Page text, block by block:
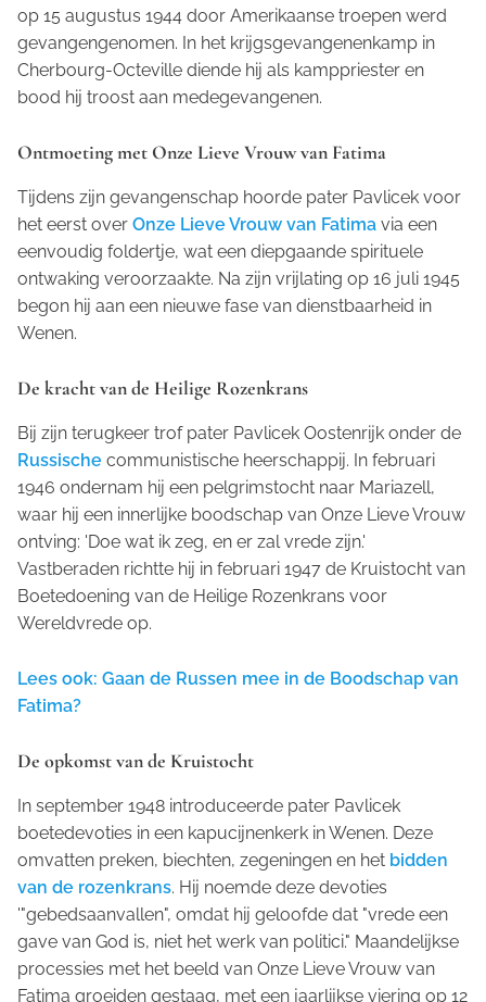
op 15 augustus 1944 door Amerikaanse troepen werd
gevangengenomen. In het krijgsgevangenenkamp in
Cherbourg-Octeville diende hij als kamppriester en
bood hij troost aan medegevangenen.
Ontmoeting met Onze Lieve Vrouw van Fatima
Tijdens zijn gevangenschap hoorde pater Pavlicek voor
het eerst over Onze Lieve Vrouw van Fatima via een
eenvoudig foldertje, wat een diepgaande spirituele
ontwaking veroorzaakte. Na zijn vrijlating op 16 juli 1945
begon hij aan een nieuwe fase van dienstbaarheid in
Wenen.
De kracht van de Heilige Rozenkrans
Bij zijn terugkeer trof pater Pavlicek Oostenrijk onder de
Russische communistische heerschappij. In februari
1946 ondernam hij een pelgrimstocht naar Mariazell,
waar hij een innerlijke boodschap van Onze Lieve Vrouw
ontving: 'Doe wat ik zeg, en er zal vrede zijn.'
Vastberaden richtte hij in februari 1947 de Kruistocht van
Boetedoening van de Heilige Rozenkrans voor
Wereldvrede op.
Lees ook: Gaan de Russen mee in de Boodschap van
Fatima?
De opkomst van de Kruistocht
In september 1948 introduceerde pater Pavlicek
boetedevoties in een kapucijnenkerk in Wenen. Deze
omvatten preken, biechten, zegeningen en het bidden
van de rozenkrans. Hij noemde deze devoties
'"gebedsaanvallen", omdat hij geloofde dat "vrede een
gave van God is, niet het werk van politici." Maandelijkse
processies met het beeld van Onze Lieve Vrouw van
Fatima groeiden gestaag, met een jaarlijkse viering op 12